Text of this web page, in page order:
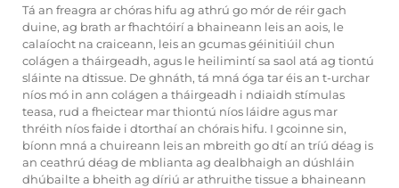
Tá an freagra ar chóras hifu ag athrú go mór de réir gach
duine, ag brath ar fhachtóirí a bhaineann leis an aois, le
calaíocht na craiceann, leis an gcumas géinitiúil chun
colágen a tháirgeadh, agus le heilimintí sa saol atá ag tiontú
sláinte na dtissue. De ghnáth, tá mná óga tar éis an t-urchar
níos mó in ann colágen a tháirgeadh i ndiaidh stímulas
teasa, rud a fheictear mar thiontú níos láidre agus mar
thréith níos faide i dtorthaí an chórais hifu. I gcoinne sin,
bíonn mná a chuireann leis an mbreith go dtí an tríú déag is
an ceathrú déag de mblianta ag dealbhaigh an dúshláin
dhúbailte a bheith ag díriú ar athruithe tissue a bhaineann